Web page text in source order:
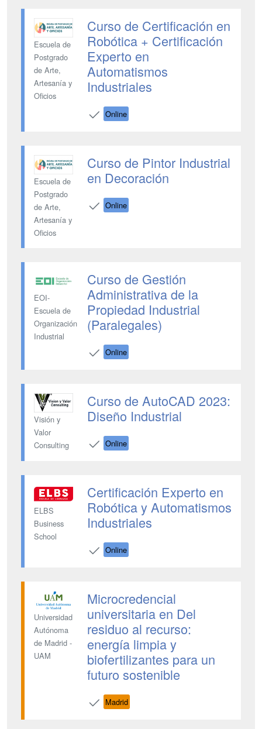
Escuela de
Postgrado
de Arte,
Artesanía y
Oficios
Curso de Certificación en
Robótica + Certificación
Experto en
Automatismos
Industriales
Online
Escuela de
Postgrado
de Arte,
Artesanía y
Oficios
Curso de Pintor Industrial
en Decoración
Online
EOI-
Escuela de
Organización
Industrial
Curso de Gestión
Administrativa de la
Propiedad Industrial
(Paralegales)
Online
Visión y
Valor
Consulting
Curso de AutoCAD 2023:
Diseño Industrial
Online
ELBS
Business
School
Certificación Experto en
Robótica y Automatismos
Industriales
Online
Universidad
Autónoma
de Madrid -
UAM
Microcredencial
universitaria en Del
residuo al recurso:
energía limpia y
biofertilizantes para un
futuro sostenible
Madrid